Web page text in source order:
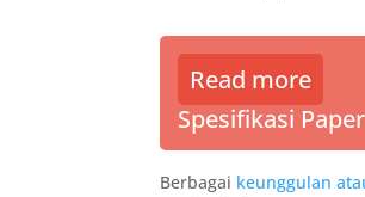
Read more
Spesifikasi
Berbagai keunggulan